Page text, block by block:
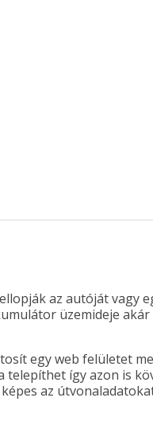
az autóját
üzemideje
egy web felületet
így azon is
az